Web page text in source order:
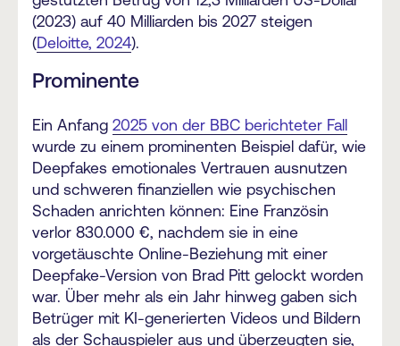
(2023) auf 40 Milliarden bis 2027 steigen
(Deloitte, 2024).
Prominente
Ein Anfang 2025 von der BBC berichteter Fall
wurde zu einem prominenten Beispiel dafür, wie
Deepfakes emotionales Vertrauen ausnutzen
und schweren finanziellen wie psychischen
Schaden anrichten können: Eine Französin
verlor 830.000 €, nachdem sie in eine
vorgetäuschte Online-Beziehung mit einer
Deepfake-Version von Brad Pitt gelockt worden
war. Über mehr als ein Jahr hinweg gaben sich
Betrüger mit KI-generierten Videos und Bildern
als der Schauspieler aus und überzeugten sie,